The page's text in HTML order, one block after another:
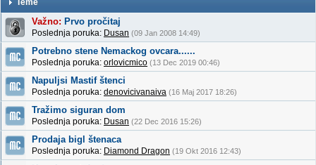
Teme
Važno: Prvo pročitaj
Poslednja poruka: Dusan (09 Jan 2008 14:49)
Potrebno stene Nemackog ovcara......
Poslednja poruka: orlovicmico (13 Dec 2019 00:46)
Napuljsi Mastif štenci
Poslednja poruka: denovicivanaiva (16 Maj 2017 18:26)
Tražimo siguran dom
Poslednja poruka: Dusan (22 Dec 2016 15:26)
Prodaja bigl štenaca
Poslednja poruka: Diamond Dragon (19 Okt 2016 12:43)